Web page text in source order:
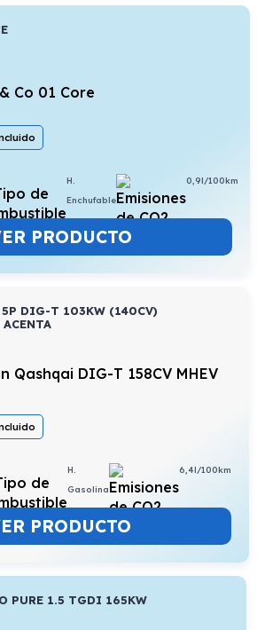
H.
Enchufable
0,9l/100km
PRODUCTO
DIG-T 103KW (140CV)
H.
Gasolina
6,4l/100km
PRODUCTO
PURE 1.5 TGDI 165KW